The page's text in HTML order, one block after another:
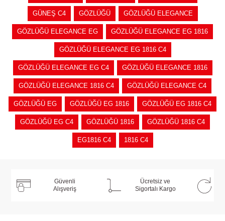
GÜNEŞ C4 GÖZLÜĞÜ GÖZLÜĞÜ ELEGANCE
GÖZLÜĞÜ ELEGANCE EG GÖZLÜĞÜ ELEGANCE EG 1816
GÖZLÜĞÜ ELEGANCE EG 1816 C4
GÖZLÜĞÜ ELEGANCE EG C4 GÖZLÜĞÜ ELEGANCE 1816
GÖZLÜĞÜ ELEGANCE 1816 C4 GÖZLÜĞÜ ELEGANCE C4
GÖZLÜĞÜ EG GÖZLÜĞÜ EG 1816 GÖZLÜĞÜ EG 1816 C4
GÖZLÜĞÜ EG C4 GÖZLÜĞÜ 1816 GÖZLÜĞÜ 1816 C4
EG1816 C4 1816 C4
Güvenli
Alışveriş
Ücretsiz ve
Sigortalı Kargo